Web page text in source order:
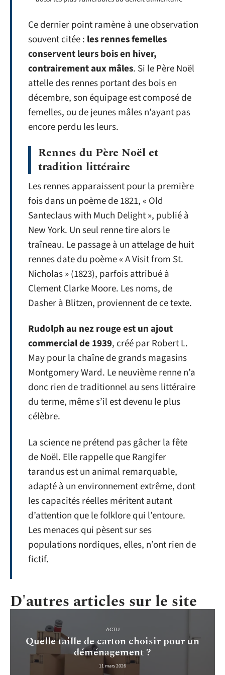
Ce dernier point ramène à une observation
souvent citée : les rennes femelles
conservent leurs bois en hiver,
contrairement aux mâles. Si le Père Noël
attelle des rennes portant des bois en
décembre, son équipage est composé de
femelles, ou de jeunes mâles n’ayant pas
encore perdu les leurs.
Rennes du Père Noël et
tradition littéraire
Les rennes apparaissent pour la première
fois dans un poème de 1821, « Old
Santeclaus with Much Delight », publié à
New York. Un seul renne tire alors le
traîneau. Le passage à un attelage de huit
rennes date du poème « A Visit from St.
Nicholas » (1823), parfois attribué à
Clement Clarke Moore. Les noms, de
Dasher à Blitzen, proviennent de ce texte.
Rudolph au nez rouge est un ajout
commercial de 1939, créé par Robert L.
May pour la chaîne de grands magasins
Montgomery Ward. Le neuvième renne n’a
donc rien de traditionnel au sens littéraire
du terme, même s’il est devenu le plus
célèbre.
La science ne prétend pas gâcher la fête
de Noël. Elle rappelle que Rangifer
tarandus est un animal remarquable,
adapté à un environnement extrême, dont
les capacités réelles méritent autant
d’attention que le folklore qui l’entoure.
Les menaces qui pèsent sur ses
populations nordiques, elles, n’ont rien de
fictif.
D'autres articles sur le site
ACTU
Quelle taille de carton choisir pour un
déménagement ?
11 mars 2026